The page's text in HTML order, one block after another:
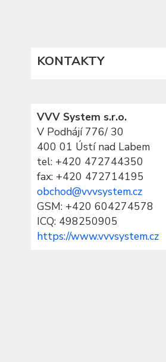
KONTAKTY
VVV System s.r.o.
V Podhájí 776/ 30
400 01 Ústí nad Labem
tel: +420 472744350
fax: +420 472714195
obchod@vvvsystem.cz
GSM: +420 604274578
ICQ: 498250905
https://www.vvvsystem.cz